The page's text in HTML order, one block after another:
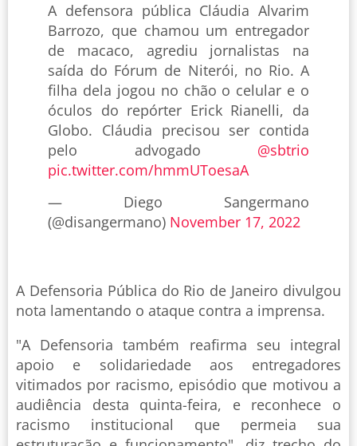
A defensora pública Cláudia Alvarim
Barrozo, que chamou um entregador
de macaco, agrediu jornalistas na
saída do Fórum de Niterói, no Rio. A
filha dela jogou no chão o celular e o
óculos do repórter Erick Rianelli, da
Globo. Cláudia precisou ser contida
pelo advogado @sbtrio
pic.twitter.com/hmmUToesaA
— Diego Sangermano
(@disangermano) November 17, 2022
A Defensoria Pública do Rio de Janeiro divulgou
nota lamentando o ataque contra a imprensa.
"A Defensoria também reafirma seu integral
apoio e solidariedade aos entregadores
vitimados por racismo, episódio que motivou a
audiência desta quinta-feira, e reconhece o
racismo institucional que permeia sua